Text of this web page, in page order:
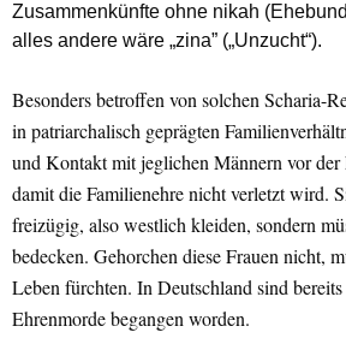
Zusammenkünfte ohne nikah
alles andere wäre „zina” („Unzucht“).
Besonders betroffen von solchen Scharia-
in patriarchalisch geprägten
und Kontakt mit jeglichen Männern vor der
damit die Familienehre nicht verletzt wird.
freizügig, also westlich kleiden, sondern
bedecken. Gehorchen diese Frauen nicht,
Leben fürchten. In Deutschland sind
Ehrenmorde begangen worden.